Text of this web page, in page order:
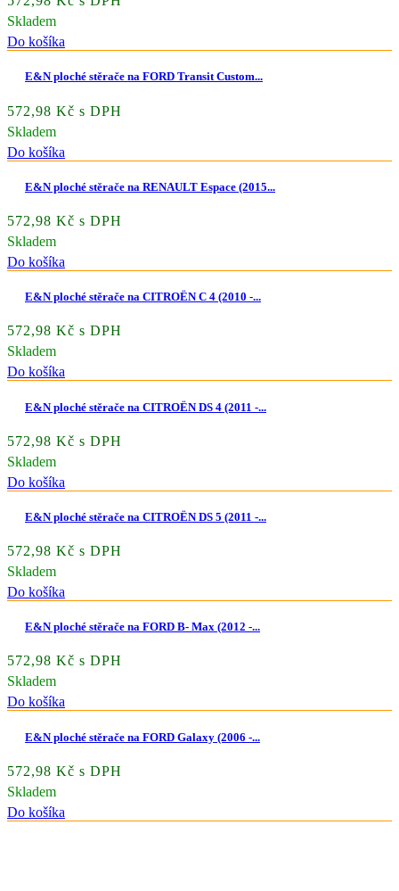
Skladem
Do košíka
E&N ploché stěrače na FORD Transit Custom...
572,98 Kč s DPH
Skladem
Do košíka
E&N ploché stěrače na RENAULT Espace (2015...
572,98 Kč s DPH
Skladem
Do košíka
E&N ploché stěrače na CITROËN C 4 (2010 -...
572,98 Kč s DPH
Skladem
Do košíka
E&N ploché stěrače na CITROËN DS 4 (2011 -...
572,98 Kč s DPH
Skladem
Do košíka
E&N ploché stěrače na CITROËN DS 5 (2011 -...
572,98 Kč s DPH
Skladem
Do košíka
E&N ploché stěrače na FORD B- Max (2012 -...
572,98 Kč s DPH
Skladem
Do košíka
E&N ploché stěrače na FORD Galaxy (2006 -...
572,98 Kč s DPH
Skladem
Do košíka